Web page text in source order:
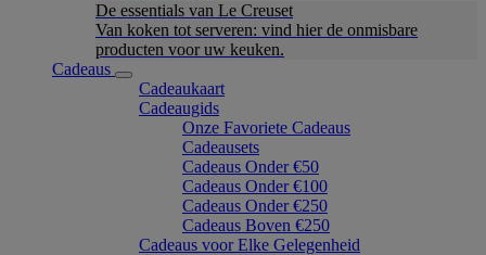
De essentials van Le Creuset
Van koken tot serveren: vind hier de onmisbare
producten voor uw keuken.
Cadeaus
Cadeaukaart
Cadeaugids
Onze Favoriete Cadeaus
Cadeausets
Cadeaus Onder €50
Cadeaus Onder €100
Cadeaus Onder €250
Cadeaus Boven €250
Cadeaus voor Elke Gelegenheid